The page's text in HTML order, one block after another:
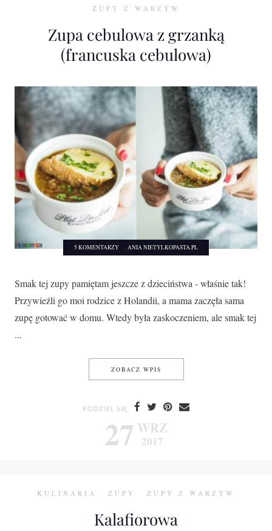
ZUPY Z WARZYW
Zupa cebulowa z grzanką
(francuska cebulowa)
5 KOMENTARZY ANIA NIETYLKOPASTA.PL
Smak tej zupy pamiętam jeszcze z dzieciństwa - właśnie tak!
Przywieźli go moi rodzice z Holandii, a mama zaczęła sama
zupę gotować w domu. Wtedy była zaskoczeniem, ale smak tej
...
27 WRZ
2017
ZOBACZ WPIS
PODZIEL SIĘ
KULINARIA ZUPY ZUPY Z WARZYW
Kalafiorowa